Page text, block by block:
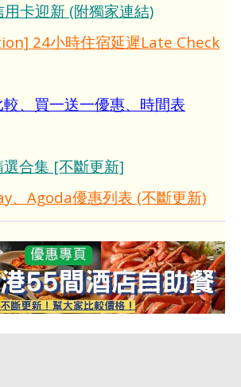
卡迎新 (附獨家連結)
24小時住宿延遲Late Check
、買一送一優惠、時間表
合集 [不斷更新]
、Agoda優惠列表 (不斷更新)